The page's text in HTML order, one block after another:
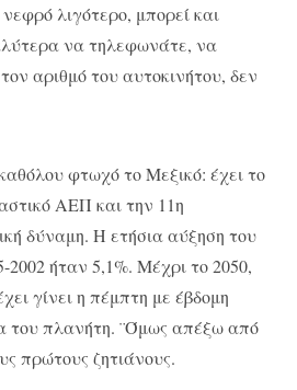
λιγότερο, μπορεί και
να τηλεφωνάτε, να
αριθμό του αυτοκινήτου, δεν
φτωχό το Μεξικό: έχει το
ΑΕΠ και την 11η
δύναμη. Η ετήσια αύξηση του
ήταν 5,1%. Μέχρι το 2050,
γίνει η πέμπτη με έβδομη
του πλανήτη. ¨Όμως απέξω από
πρώτους ζητιάνους.